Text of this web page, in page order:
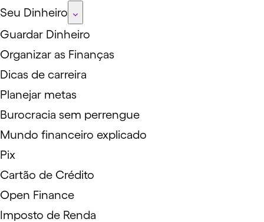
Seu Dinheiro
Guardar Dinheiro
Organizar as Finanças
Dicas de carreira
Planejar metas
Burocracia sem perrengue
Mundo financeiro explicado
Pix
Cartão de Crédito
Open Finance
Imposto de Renda